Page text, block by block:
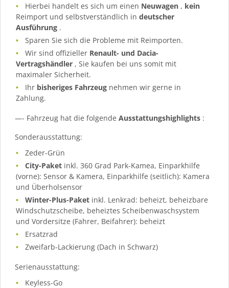
Hierbei handelt es sich um einen Neuwagen , kein
Reimport und selbstverständlich in deutscher
Ausführung .
Sparen Sie sich die Probleme mit Reimporten.
Wir sind offizieller Renault- und Dacia-
Vertragshändler , Sie kaufen bei uns somit mit
maximaler Sicherheit.
Ihr bisheriges Fahrzeug nehmen wir gerne in
Zahlung.
—- Fahrzeug hat die folgende Ausstattungshighlights :
Sonderausstattung:
Zeder-Grün
City-Paket inkl. 360 Grad Park-Kamea, Einparkhilfe
(vorne): Sensor & Kamera, Einparkhilfe (seitlich): Kamera
und Überholsensor
Winter-Plus-Paket inkl. Lenkrad: beheizt, beheizbare
Windschutzscheibe, beheiztes Scheibenwaschsystem
und Vordersitze (Fahrer, Beifahrer): beheizt
Ersatzrad
Zweifarb-Lackierung (Dach in Schwarz)
Serienausstattung:
Keyless-Go